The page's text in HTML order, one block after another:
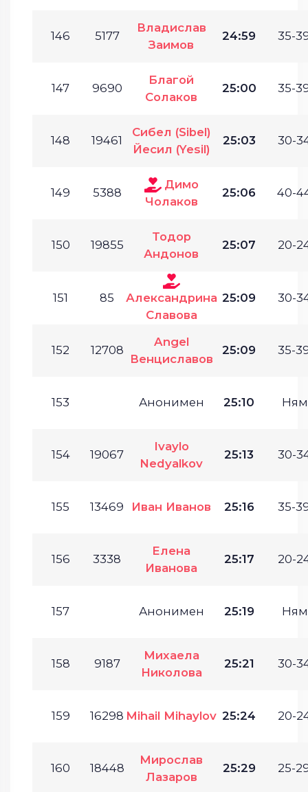
146 5177
Владислав
Заимов
24:59 35-
147 9690
Благой
Солаков
25:00 35-
148 19461
Сибел (Sibel)
Йесил (Yesil)
25:03 30-
149 5388
Димо
Чолаков
25:06 40-
150 19855
Тодор
Андонов
25:07 20-
151 85
Александрина
Славова
25:09 30-
152 12708
Angel
Венциславов
25:09 35-
153 Анонимен 25:10
154 19067
Ivaylo
Nedyalkov
25:13 30-
155 13469 Иван Иванов 25:16 35-
156 3338
Елена
Иванова
25:17 20-
157 Анонимен 25:19
158 9187
Михаела
Николова
25:21 30-
159 16298 Mihail Mihaylov 25:24 20-
160 18448
Мирослав
Лазаров
25:29 25-